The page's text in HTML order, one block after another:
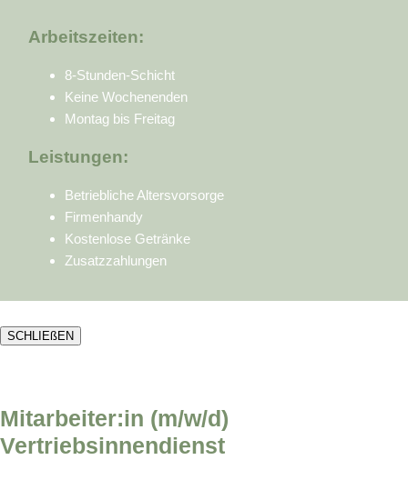
Arbeitszeiten:
8-Stunden-Schicht
Keine Wochenenden
Montag bis Freitag
Leistungen:
Betriebliche Altersvorsorge
Firmenhandy
Kostenlose Getränke
Zusatzzahlungen
SCHLIEßEN
Mitarbeiter:in (m/w/d)
Vertriebsinnendienst